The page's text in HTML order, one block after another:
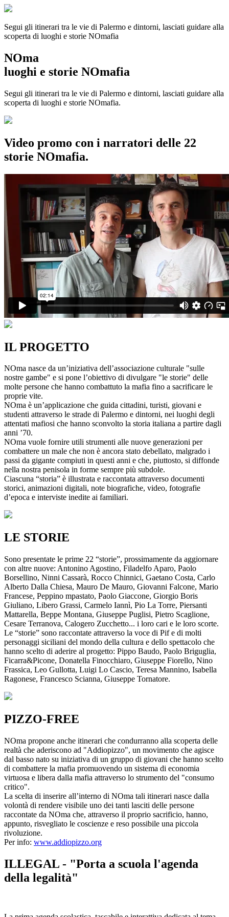
Segui gli itinerari tra le vie di Palermo e dintorni, lasciati guidare alla
scoperta di luoghi e storie NOmafia
NOma
luoghi e storie NOmafia
Segui gli itinerari tra le vie di Palermo e dintorni, lasciati guidare alla
scoperta di luoghi e storie NOmafia.
Video promo con i narratori delle 22
storie NOmafia.
IL PROGETTO
NOma nasce da un’iniziativa dell’associazione culturale "sulle
nostre gambe" e si pone l’obiettivo di divulgare "le storie" delle
molte persone che hanno combattuto la mafia fino a sacrificare le
proprie vite.
NOma è un’applicazione che guida cittadini, turisti, giovani e
studenti attraverso le strade di Palermo e dintorni, nei luoghi degli
attentati mafiosi che hanno sconvolto la storia italiana a partire dagli
anni ’70.
NOma vuole fornire utili strumenti alle nuove generazioni per
combattere un male che non è ancora stato debellato, malgrado i
passi da gigante compiuti in questi anni e che, piuttosto, si diffonde
nella nostra penisola in forme sempre più subdole.
Ciascuna “storia” è illustrata e raccontata attraverso documenti
storici, animazioni digitali, note biografiche, video, fotografie
d’epoca e interviste inedite ai familiari.
LE STORIE
Sono presentate le prime 22 “storie”, prossimamente da aggiornare
con altre nuove: Antonino Agostino, Filadelfo Aparo, Paolo
Borsellino, Ninni Cassarà, Rocco Chinnici, Gaetano Costa, Carlo
Alberto Dalla Chiesa, Mauro De Mauro, Giovanni Falcone, Mario
Francese, Peppino mpastato, Paolo Giaccone, Giorgio Boris
Giuliano, Libero Grassi, Carmelo Iannì, Pio La Torre, Piersanti
Mattarella, Beppe Montana, Giuseppe Puglisi, Pietro Scaglione,
Cesare Terranova, Calogero Zucchetto... i loro cari e le loro scorte.
Le “storie” sono raccontate attraverso la voce di Pif e di molti
personaggi siciliani del mondo della cultura e dello spettacolo che
hanno scelto di aderire al progetto: Pippo Baudo, Paolo Briguglia,
Ficarra&Picone, Donatella Finocchiaro, Giuseppe Fiorello, Nino
Frassica, Leo Gullotta, Luigi Lo Cascio, Teresa Mannino, Isabella
Ragonese, Francesco Scianna, Giuseppe Tornatore.
PIZZO-FREE
NOma propone anche itinerari che condurranno alla scoperta delle
realtà che aderiscono ad "Addiopizzo", un movimento che agisce
dal basso nato su iniziativa di un gruppo di giovani che hanno scelto
di combattere la mafia promuovendo un sistema di economia
virtuosa e libera dalla mafia attraverso lo strumento del "consumo
critico".
La scelta di inserire all’interno di NOma tali itinerari nasce dalla
volontà di rendere visibile uno dei tanti lasciti delle persone
raccontate da NOma che, attraverso il proprio sacrificio, hanno,
appunto, risvegliato le coscienze e reso possibile una piccola
rivoluzione.
Per info: www.addiopizzo.org
ILLEGAL - "Porta a scuola l'agenda
della legalità"